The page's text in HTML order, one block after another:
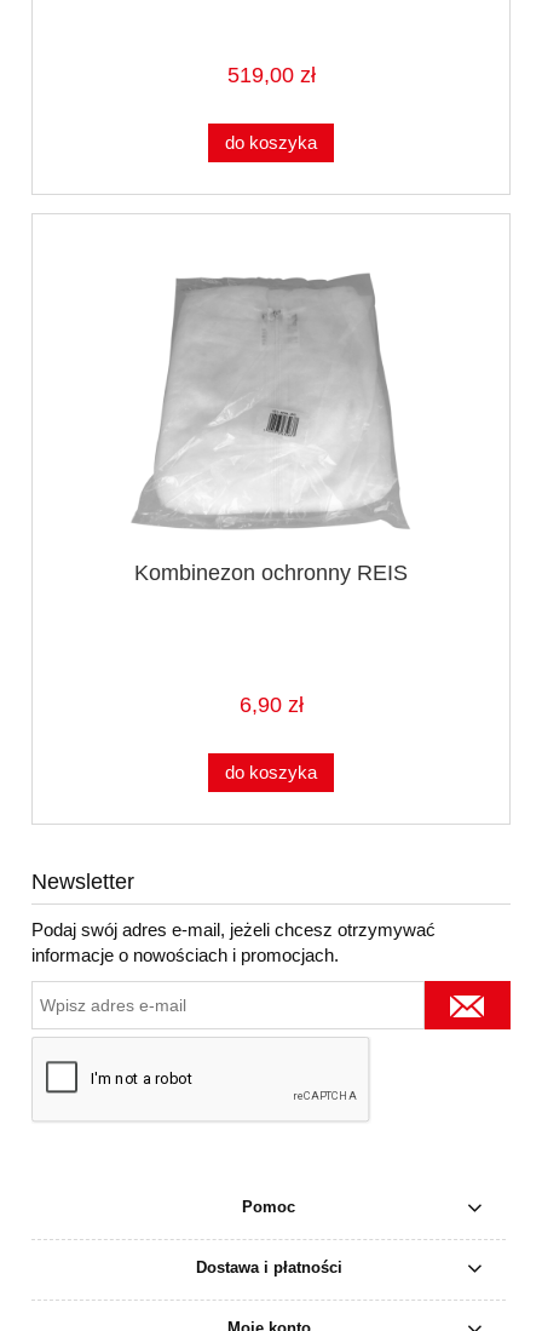
519,00 zł
do koszyka
Kombinezon ochronny REIS
6,90 zł
do koszyka
Newsletter
Podaj swój adres e-mail, jeżeli chcesz otrzymywać
informacje o nowościach i promocjach.
Pomoc
Dostawa i płatności